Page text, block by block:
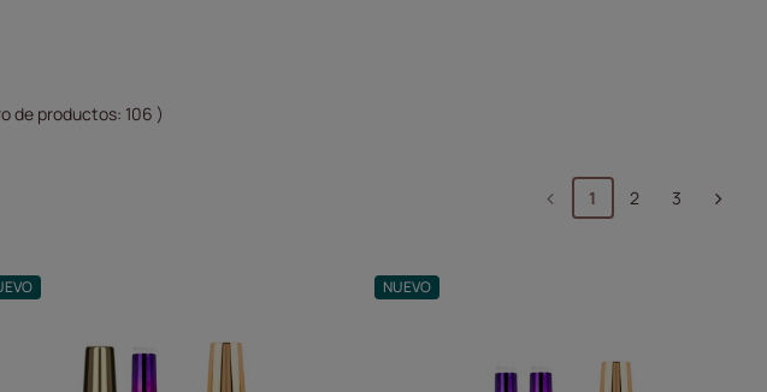
de productos: 106 )
1 2 3
NUEVO